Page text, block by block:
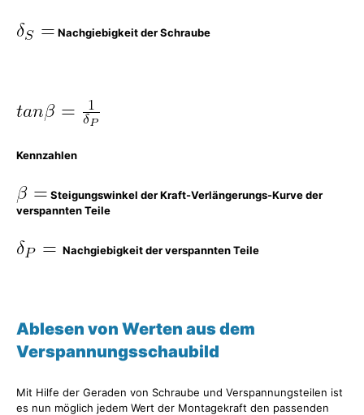
Nachgiebigkeit der Schraube
Kennzahlen
Steigungswinkel der Kraft-Verlängerungs-Kurve der
verspannten Teile
Nachgiebigkeit der verspannten Teile
Ablesen von Werten aus dem
Verspannungsschaubild
Mit Hilfe der Geraden von Schraube und Verspannungsteilen ist
es nun möglich jedem Wert der Montagekraft den passenden